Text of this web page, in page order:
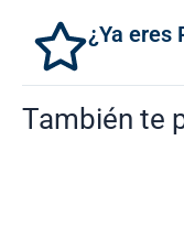
¿Ya eres
También te